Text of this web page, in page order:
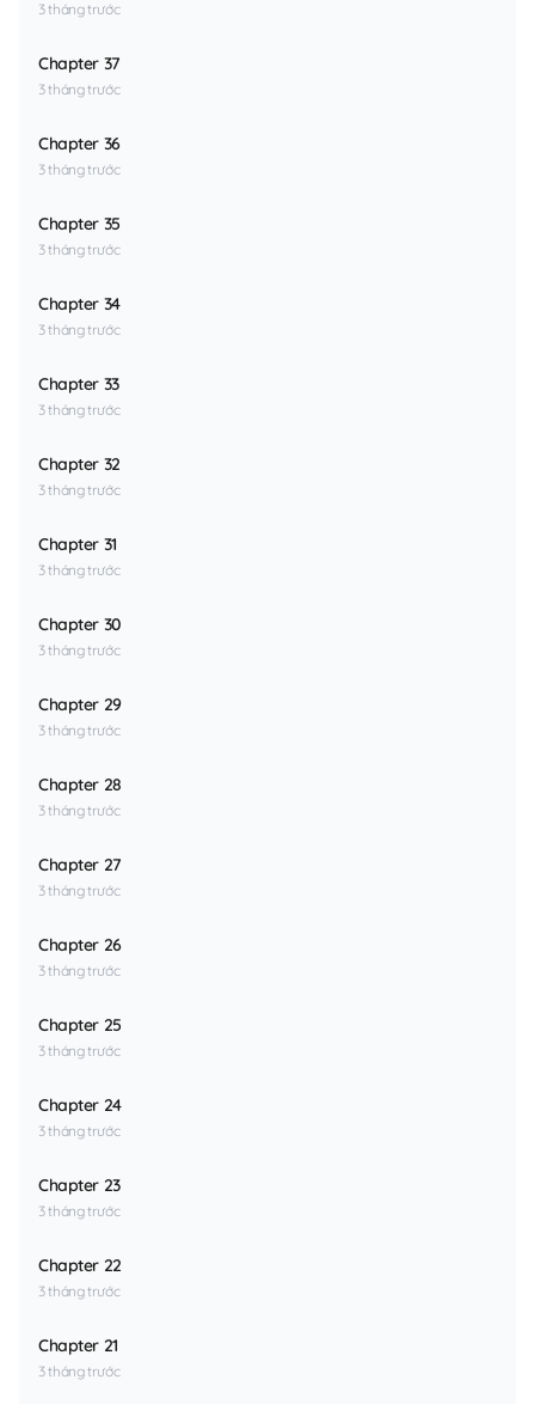
3 tháng trước
Chapter 37
3 tháng trước
Chapter 36
3 tháng trước
Chapter 35
3 tháng trước
Chapter 34
3 tháng trước
Chapter 33
3 tháng trước
Chapter 32
3 tháng trước
Chapter 31
3 tháng trước
Chapter 30
3 tháng trước
Chapter 29
3 tháng trước
Chapter 28
3 tháng trước
Chapter 27
3 tháng trước
Chapter 26
3 tháng trước
Chapter 25
3 tháng trước
Chapter 24
3 tháng trước
Chapter 23
3 tháng trước
Chapter 22
3 tháng trước
Chapter 21
3 tháng trước